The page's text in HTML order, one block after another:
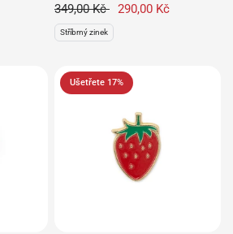
349,00 Kč 290,00 Kč
Stříbrný zinek
Ušetřete 17%